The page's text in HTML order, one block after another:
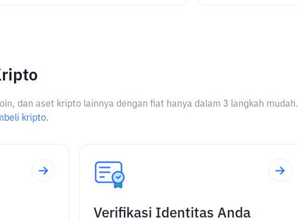
dan aset kripto lainnya dengan fiat hanya dalam 3 langkah mudah.
kripto.
Verifikasi Identitas Anda